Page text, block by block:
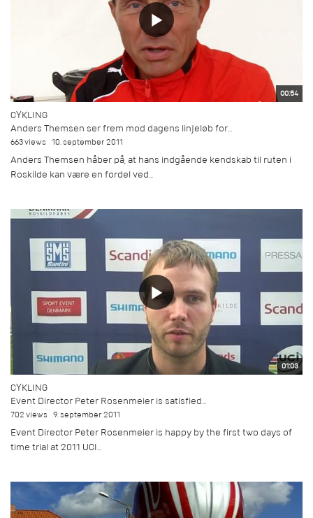
00:54
CYKLING
Anders Themsen ser frem mod dagens linjeløb for...
663 views 10. september 2011
Anders Themsen håber på, at hans indgående kendskab til ruten i
Roskilde kan være en fordel ved...
01:03
CYKLING
Event Director Peter Rosenmeier is satisfied...
702 views 9. september 2011
Event Director Peter Rosenmeier is happy by the first two days of
time trial at 2011 UCI...